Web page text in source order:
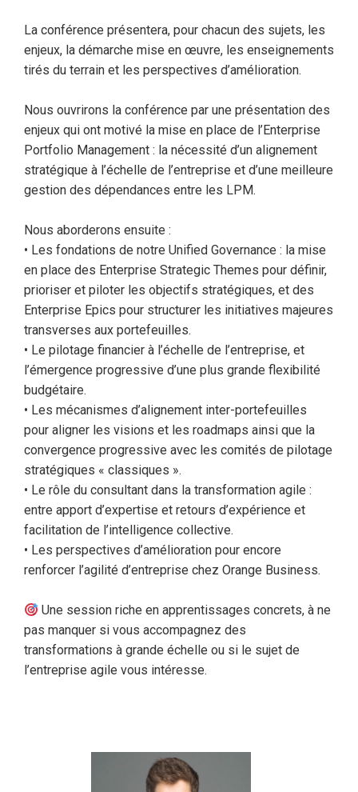
La conférence présentera, pour chacun des sujets, les
enjeux, la démarche mise en œuvre, les enseignements
tirés du terrain et les perspectives d’amélioration.
Nous ouvrirons la conférence par une présentation des
enjeux qui ont motivé la mise en place de l’Enterprise
Portfolio Management : la nécessité d’un alignement
stratégique à l’échelle de l’entreprise et d’une meilleure
gestion des dépendances entre les LPM.
Nous aborderons ensuite :
• Les fondations de notre Unified Governance : la mise
en place des Enterprise Strategic Themes pour définir,
prioriser et piloter les objectifs stratégiques, et des
Enterprise Epics pour structurer les initiatives majeures
transverses aux portefeuilles.
• Le pilotage financier à l’échelle de l’entreprise, et
l’émergence progressive d’une plus grande flexibilité
budgétaire.
• Les mécanismes d’alignement inter-portefeuilles
pour aligner les visions et les roadmaps ainsi que la
convergence progressive avec les comités de pilotage
stratégiques « classiques ».
• Le rôle du consultant dans la transformation agile :
entre apport d’expertise et retours d’expérience et
facilitation de l’intelligence collective.
• Les perspectives d’amélioration pour encore
renforcer l’agilité d’entreprise chez Orange Business.
Une session riche en apprentissages concrets, à ne
pas manquer si vous accompagnez des
transformations à grande échelle ou si le sujet de
l’entreprise agile vous intéresse.